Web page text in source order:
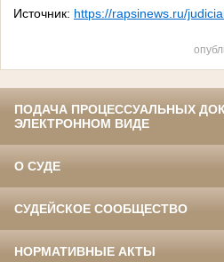
Источник: https://rapsinews.ru/
ПОДАЧА ПРОЦЕССУАЛЬНЫХ
ЭЛЕКТРОННОМ ВИДЕ
О СУДЕ
СУДЕЙСКОЕ СООБЩЕСТВО
НОРМАТИВНЫЕ АКТЫ